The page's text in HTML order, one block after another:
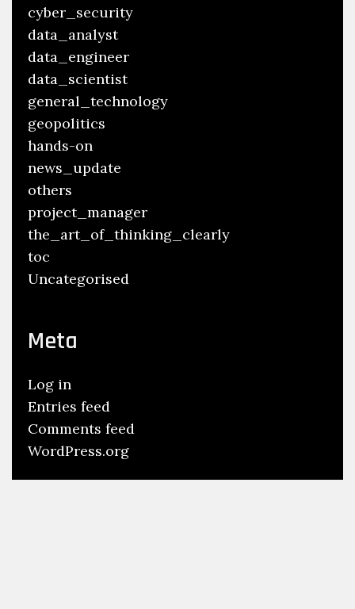
cyber_security
data_analyst
data_engineer
data_scientist
general_technology
geopolitics
hands-on
news_update
others
project_manager
the_art_of_thinking_clearly
toc
Uncategorised
Meta
Log in
Entries feed
Comments feed
WordPress.org